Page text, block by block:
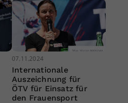
07.11.2024
Internationale
Auszeichnung für
ÖTV für Einsatz für
den Frauensport